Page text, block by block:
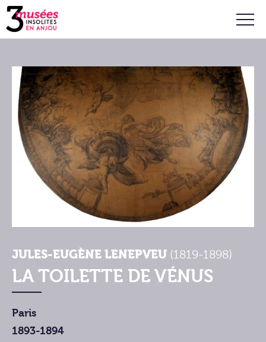
JULES-EUGÈNE LENEPVEU (1819-1898)
LA TOILETTE DE VÉNUS
Paris
1893-1894